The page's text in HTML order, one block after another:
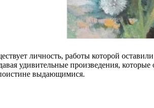
личность, работы которой
удивительные произведения,
выдающимися.